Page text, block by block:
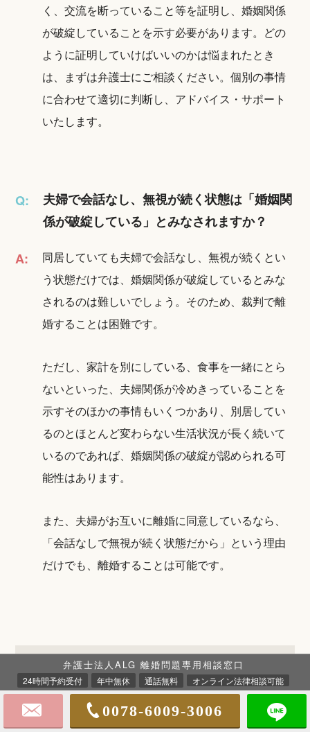
く、交流を断っていること等を証明し、婚姻関係
が破綻していることを示す必要があります。どの
ように証明していけばいいのかは悩まれたとき
は、まずは弁護士にご相談ください。個別の事情
に合わせて適切に判断し、アドバイス・サポート
いたします。
Q:
夫婦で会話なし、無視が続く状態は「婚姻関
係が破綻している」とみなされますか？
A:
同居していても夫婦で会話なし、無視が続くとい
う状態だけでは、婚姻関係が破綻しているとみな
されるのは難しいでしょう。そのため、裁判で離
婚することは困難です。
ただし、家計を別にしている、食事を一緒にとら
ないといった、夫婦関係が冷めきっていることを
示すそのほかの事情もいくつかあり、別居してい
るのとほとんど変わらない生活状況が長く続いて
いるのであれば、婚姻関係の破綻が認められる可
能性はあります。
また、夫婦がお互いに離婚に同意しているなら、
「会話なしで無視が続く状態だから」という理由
だけでも、離婚することは可能です。
家庭内別居から離婚をお考えの方
は、早めに弁護士にご相談くださ
い。
弁護士法人ALG 離婚問題専用相談窓口
24時間予約受付 年中無休 通話無料 オンライン法律相談可能
0078-6009-3006